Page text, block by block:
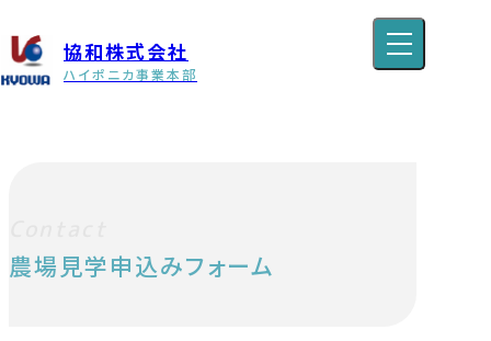
協和株式会社
ハイポニカ事業本部
ハイポニカ | 協和株式会社 ハイポニカ事業本部
農場見学申込みフォーム